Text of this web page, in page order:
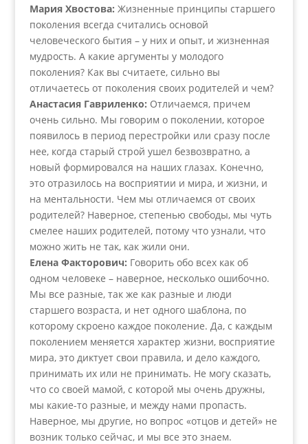
Мария Хвостова: Жизненные принципы старшего
поколения всегда считались основой
человеческого бытия – у них и опыт, и жизненная
мудрость. А какие аргументы у молодого
поколения? Как вы считаете, сильно вы
отличаетесь от поколения своих родителей и чем?
Анастасия Гавриленко: Отличаемся, причем
очень сильно. Мы говорим о поколении, которое
появилось в период перестройки или сразу после
нее, когда старый строй ушел безвозвратно, а
новый формировался на наших глазах. Конечно,
это отразилось на восприятии и мира, и жизни, и
на ментальности. Чем мы отличаемся от своих
родителей? Наверное, степенью свободы, мы чуть
смелее наших родителей, потому что узнали, что
можно жить не так, как жили они.
Елена Факторович: Говорить обо всех как об
одном человеке – наверное, несколько ошибочно.
Мы все разные, так же как разные и люди
старшего возраста, и нет одного шаблона, по
которому скроено каждое поколение. Да, с каждым
поколением меняется характер жизни, восприятие
мира, это диктует свои правила, и дело каждого,
принимать их или не принимать. Не могу сказать,
что со своей мамой, с которой мы очень дружны,
мы какие-то разные, и между нами пропасть.
Наверное, мы другие, но вопрос «отцов и детей» не
возник только сейчас, и мы все это знаем.